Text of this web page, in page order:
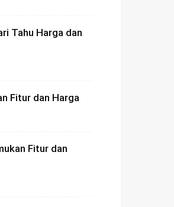
Tahu Harga dan
Fitur dan Harga
Fitur dan